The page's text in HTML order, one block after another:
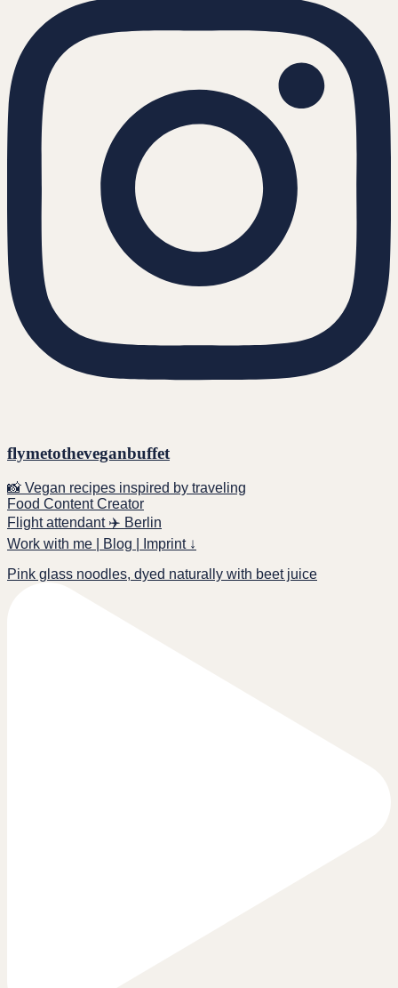
flymetotheveganbuffet
📸 Vegan recipes inspired by traveling
Food Content Creator
Flight attendant ✈️ Berlin
Work with me | Blog | Imprint ↓
Pink glass noodles, dyed naturally with beet juice